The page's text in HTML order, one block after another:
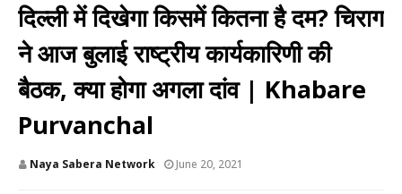
दिल्‍ली में दिखेगा किसमें कितना है दम? चिराग
ने आज बुलाई राष्‍ट्रीय कार्य‍कारिणी की
बैठक, क्या होगा अगला दांव | Khabare
Purvanchal
Naya Sabera Network June 20, 2021